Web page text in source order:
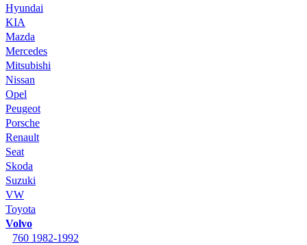
Hyundai
KIA
Mazda
Mercedes
Mitsubishi
Nissan
Opel
Peugeot
Porsche
Renault
Seat
Skoda
Suzuki
VW
Toyota
Volvo
760 1982-1992